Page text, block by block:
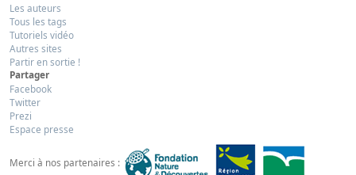
Les auteurs
Tous les tags
Tutoriels vidéo
Autres sites
Partir en sortie !
Partager
Facebook
Twitter
Prezi
Espace presse
Merci à nos partenaires :